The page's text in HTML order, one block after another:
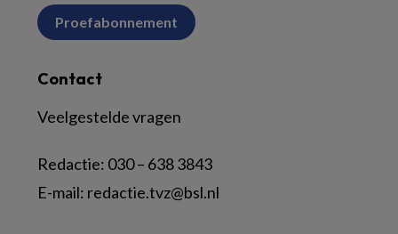
Proefabonnement
Contact
Veelgestelde vragen
Redactie: 030 – 638 3843
E-mail: redactie.tvz@bsl.nl